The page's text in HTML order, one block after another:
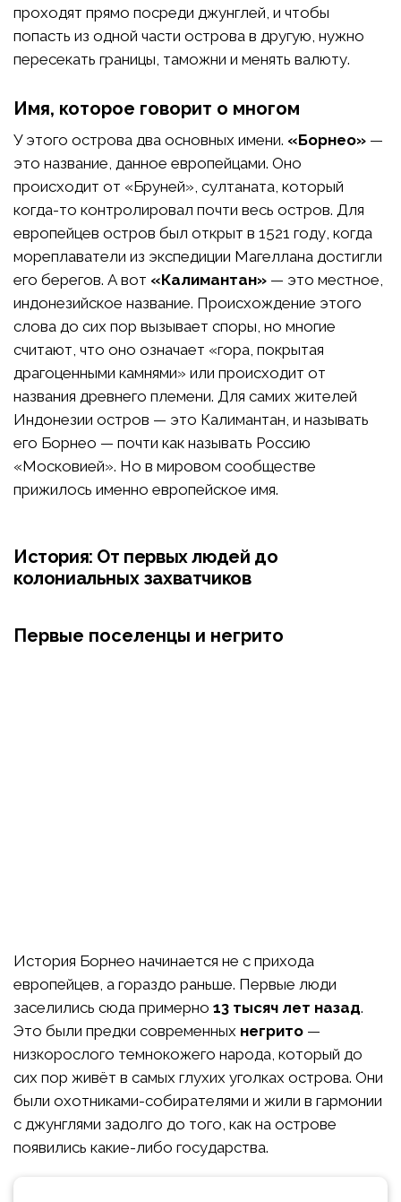
проходят прямо посреди джунглей, и чтобы
попасть из одной части острова в другую, нужно
пересекать границы, таможни и менять валюту.
Имя, которое говорит о многом
У этого острова два основных имени. «Борнео» —
это название, данное европейцами. Оно
происходит от «Бруней», султаната, который
когда-то контролировал почти весь остров. Для
европейцев остров был открыт в 1521 году, когда
мореплаватели из экспедиции Магеллана достигли
его берегов. А вот «Калимантан» — это местное,
индонезийское название. Происхождение этого
слова до сих пор вызывает споры, но многие
считают, что оно означает «гора, покрытая
драгоценными камнями» или происходит от
названия древнего племени. Для самих жителей
Индонезии остров — это Калимантан, и называть
его Борнео — почти как называть Россию
«Московией». Но в мировом сообществе
прижилось именно европейское имя.
История: От первых людей до
колониальных захватчиков
Первые поселенцы и негрито
История Борнео начинается не с прихода
европейцев, а гораздо раньше. Первые люди
заселились сюда примерно 13 тысяч лет назад.
Это были предки современных негрито —
низкорослого темнокожего народа, который до
сих пор живёт в самых глухих уголках острова. Они
были охотниками-собирателями и жили в гармонии
с джунглями задолго до того, как на острове
появились какие-либо государства.